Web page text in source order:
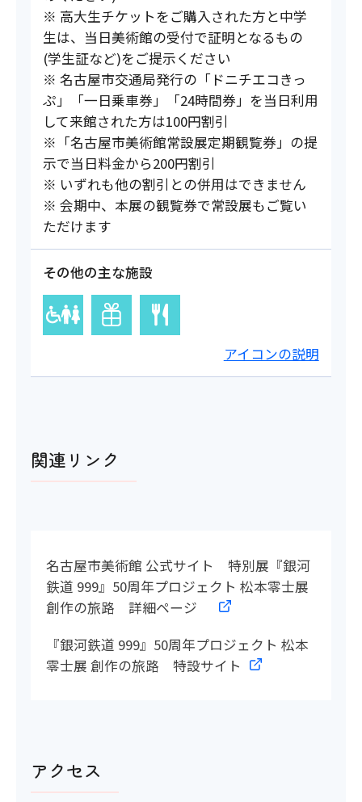
※ 高大生チケットをご購入された方と中学
生は、当日美術館の受付で証明となるもの
(学生証など)をご提示ください
※ 名古屋市交通局発行の「ドニチエコきっ
ぷ」「一日乗車券」「24時間券」を当日利用
して来館された方は100円割引
※「名古屋市美術館常設展定期観覧券」の提
示で当日料金から200円割引
※ いずれも他の割引との併用はできません
※ 会期中、本展の観覧券で常設展もご覧い
ただけます
その他の主な施設
アイコンの説明
関連リンク
名古屋市美術館 公式サイト 特別展『銀河
鉄道 999』50周年プロジェクト 松本零士展
創作の旅路 詳細ページ
『銀河鉄道 999』50周年プロジェクト 松本
零士展 創作の旅路 特設サイト
アクセス